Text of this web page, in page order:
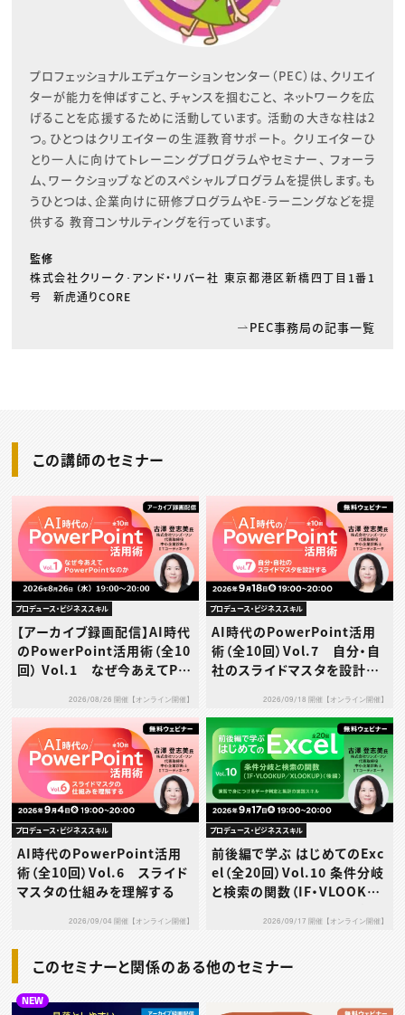
プロフェッショナルエデュケーションセンター（PEC）は、クリエイ
ターが能力を伸ばすこと、チャンスを掴むこと、 ネットワークを広
げることを応援するために活動しています。 活動の大きな柱は2
つ。ひとつはクリエイターの生涯教育サポート。 クリエイターひ
とり一人に向けてトレーニングプログラムやセミナー、 フォーラ
ム、ワークショップなどのスペシャルプログラムを提供します。も
うひとつは、企業向けに研修プログラムやE-ラーニングなどを提
供する 教育コンサルティングを行っています。
監修
株式会社クリーク･アンド・リバー社 東京都港区新橋四丁目1番1
号 新虎通りCORE
PEC事務局の記事一覧
この講師のセミナー
プロデュース・ビジネススキル
【アーカイブ録画配信】AI時代
のPowerPoint活用術（全10
回） Vol.1 なぜ今あえてPo
2026/08/26 開催【オンライン開催】
プロデュース・ビジネススキル
AI時代のPowerPoint活用
術（全10回）Vol.7 自分・自
社のスライドマスタを設計す
2026/09/18 開催【オンライン開催】
プロデュース・ビジネススキル
AI時代のPowerPoint活用
術（全10回）Vol.6 スライド
マスタの仕組みを理解する
2026/09/04 開催【オンライン開催】
プロデュース・ビジネススキル
前後編で学ぶ はじめてのExc
el（全20回）Vol.10 条件分岐
と検索の関数（IF・VLOOKUP
で身につけるデータ判定と集
2026/09/17 開催【オンライン開催】
このセミナーと関係のある他のセミナー
NEW